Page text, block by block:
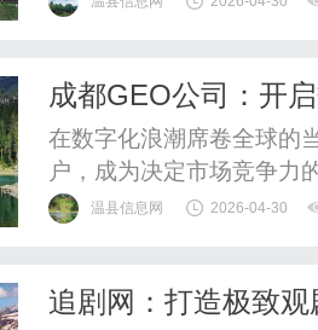
专注于为不同领域的用户
成都GEO公司：开
在数字化浪潮席卷全球的
户，成为决定市场竞争力
擎优化领域的专业能力，
长路径提供参考。一、生
温县信息网 2026-04-30
追剧网：打造极致